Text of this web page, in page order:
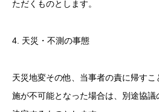
ただくものとします。
4. 天災・不測の事態
天災地変その他、当事者の責に帰す
施が不可能となった場合は、別途協